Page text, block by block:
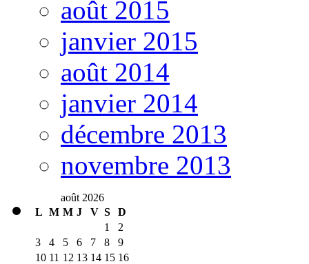
août 2015
janvier 2015
août 2014
janvier 2014
décembre 2013
novembre 2013
août 2026
L M M J V S D
1
2
3
4 5 6 7 8
9
10 11 12 13 14 15 16